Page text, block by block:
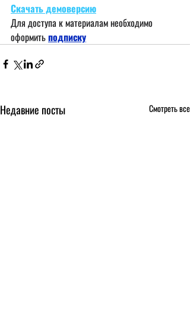
Скачать демоверсию
Для доступа к материалам необходимо
оформитьподписку
Недавние посты Смотреть все